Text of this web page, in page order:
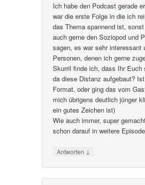
Ich habe den Podcast gerade
war die erste Folge in die ich
das Thema spannend ist,
auch gerne den Soziopod und
sagen, es war sehr interessant
Personen, denen ich gerne
Skurril finde ich, dass Ihr Euch
da diese Distanz aufgebaut?
Format, oder ging das vom
mich übrigens deutlich jünger
ein gutes Zeichen ist)
Wie auch immer, super
schon darauf in weitere
Antworten ↓